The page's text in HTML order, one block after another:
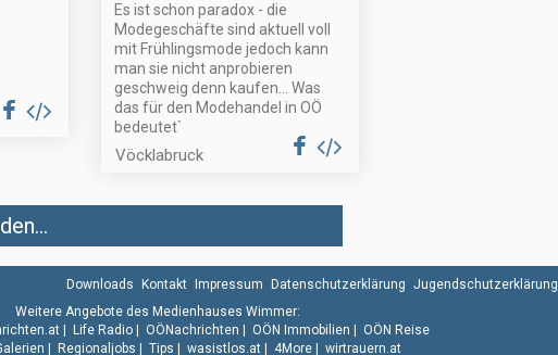
Es ist schon paradox - die
Modegeschäfte sind aktuell voll
mit Frühlingsmode jedoch kann
man sie nicht anprobieren
geschweig denn kaufen... Was
das für den Modehandel in OÖ
bedeutet`
Vöcklabruck
Downloads Kontakt Impressum Datenschutzerklärung Jugendschutzerklärung
Weitere Angebote des Medienhauses Wimmer:
Life Radio OÖNachrichten OÖN Immobilien
OÖN Reise
Regionaljobs Tips wasistlos.at 4More wirtrauern.at